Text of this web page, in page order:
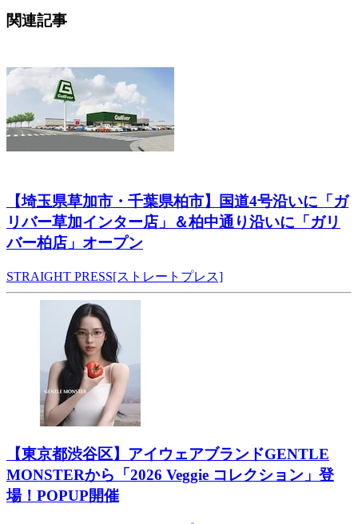
関連記事
【埼玉県草加市・千葉県柏市】国道4号沿いに「ガ
リバー草加インター店」＆柏中通り沿いに「ガリ
バー柏店」オープン
STRAIGHT PRESS[ストレートプレス]
【東京都渋谷区】アイウェアブランドGENTLE
MONSTERから「2026 Veggie コレクション」登
場！POPUP開催